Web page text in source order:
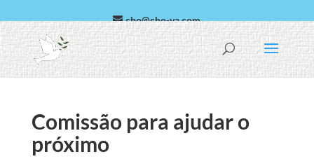
cho@cho-va.com
árabe
Español
Comissão para ajudar o
próximo